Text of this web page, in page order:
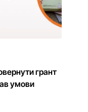
грант
умови